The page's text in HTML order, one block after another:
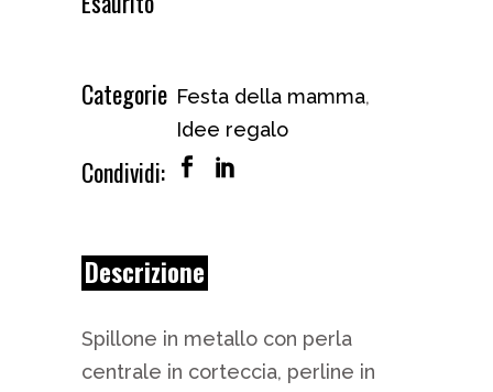
Categorie Festa della mamma,
Idee regalo
Condividi:
Descrizione
Spillone in metallo con perla
centrale in corteccia, perline in